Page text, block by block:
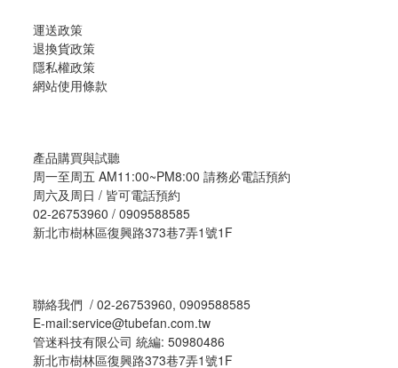
運送政策
退換貨政策
隱私權政策
網站使用條款
產品購買與試聽
周一至周五 AM11:00~PM8:00 請務必電話預約
周六及周日 / 皆可電話預約
02-26753960 / 0909588585
新北市樹林區復興路373巷7弄1號1F
聯絡我們 / 02-26753960, 0909588585
E-mail:service@tubefan.com.tw
管迷科技有限公司 統編: 50980486
新北市樹林區復興路373巷7弄1號1F